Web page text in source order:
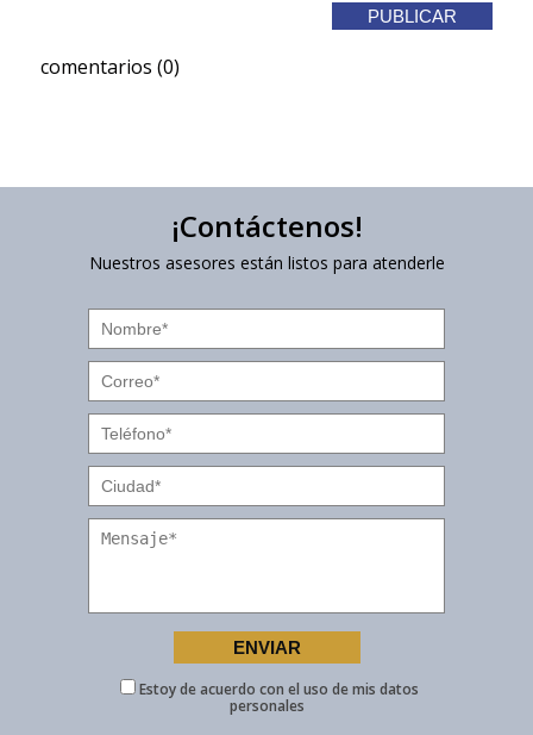
comentarios (0)
¡Contáctenos!
Nuestros asesores están listos para atenderle
Estoy de acuerdo con el uso de mis datos
personales